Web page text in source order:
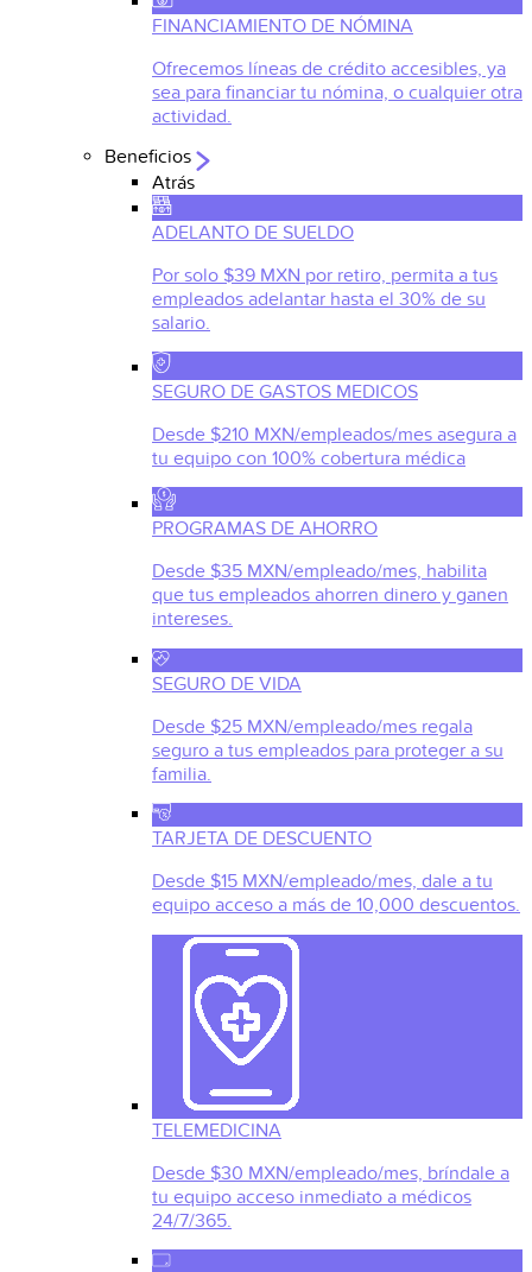
FINANCIAMIENTO DE NÓMINA
Ofrecemos líneas de crédito accesibles, ya
sea para financiar tu nómina, o cualquier otra
actividad.
Beneficios
Atrás
ADELANTO DE SUELDO
Por solo $39 MXN por retiro, permita a tus
empleados adelantar hasta el 30% de su
salario.
SEGURO DE GASTOS MEDICOS
Desde $210 MXN/empleados/mes asegura a
tu equipo con 100% cobertura médica
PROGRAMAS DE AHORRO
Desde $35 MXN/empleado/mes, habilita
que tus empleados ahorren dinero y ganen
intereses.
SEGURO DE VIDA
Desde $25 MXN/empleado/mes regala
seguro a tus empleados para proteger a su
familia.
TARJETA DE DESCUENTO
Desde $15 MXN/empleado/mes, dale a tu
equipo acceso a más de 10,000 descuentos.
TELEMEDICINA
Desde $30 MXN/empleado/mes, bríndale a
tu equipo acceso inmediato a médicos
24/7/365.